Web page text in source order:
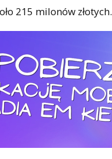
215 milonów złotych.